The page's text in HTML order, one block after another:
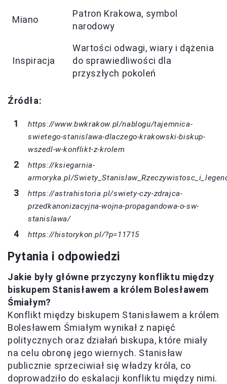
Miano
Patron Krakowa, symbol
narodowy
Inspiracja
Wartości odwagi, wiary i dążenia
do sprawiedliwości dla
przyszłych pokoleń
Źródła:
https://www.bwkrakow.pl/nablogu/tajemnica-
swietego-stanislawa-dlaczego-krakowski-biskup-
wszedl-w-konflikt-z-krolem
https://ksiegarnia-
armoryka.pl/
https://astrahistoria.pl/swiety-czy-zdrajca-
przedkanonizacyjna-wojna-propagandowa-o-sw-
stanislawa/
https://historykon.pl/?p=11715
Pytania i odpowiedzi
Jakie były główne przyczyny konfliktu między
biskupem Stanisławem a królem Bolesławem
Śmiałym?
Konflikt między biskupem Stanisławem a królem
Bolesławem Śmiałym wynikał z napięć
politycznych oraz działań biskupa, które miały
na celu obronę jego wiernych. Stanisław
publicznie sprzeciwiał się władzy króla, co
doprowadziło do eskalacji konfliktu między nimi.